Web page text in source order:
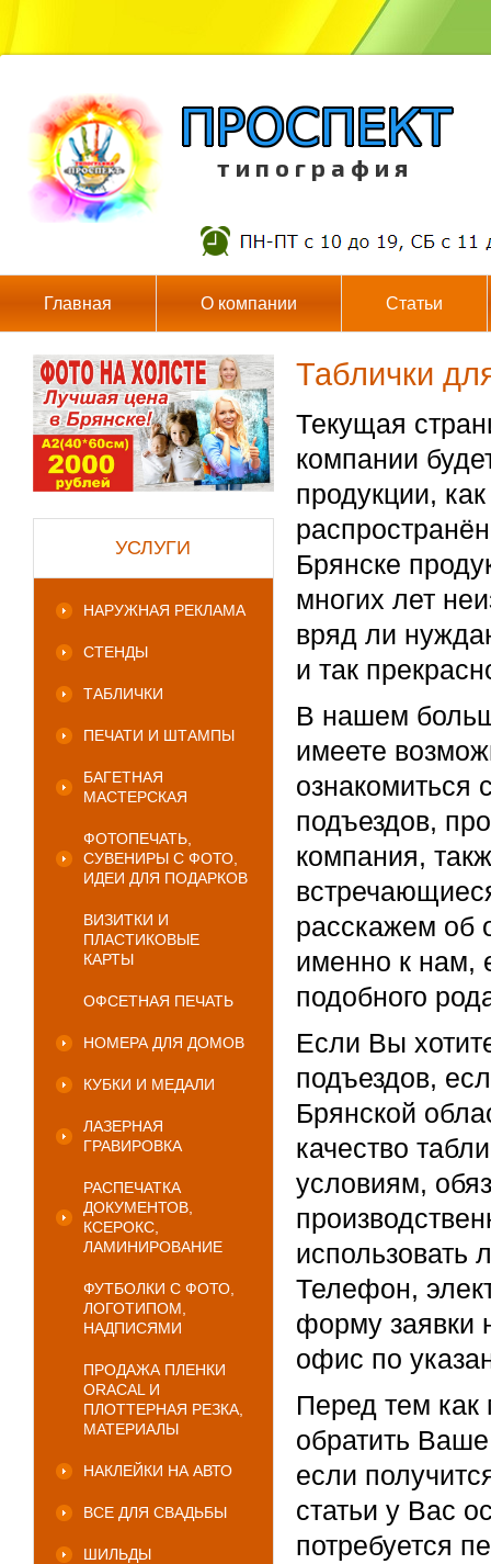
т и п о г р а ф и я
Главная О компании Статьи
УСЛУГИ
НАРУЖНАЯ РЕКЛАМА
СТЕНДЫ
ТАБЛИЧКИ
ПЕЧАТИ И ШТАМПЫ
БАГЕТНАЯ
МАСТЕРСКАЯ
ФОТОПЕЧАТЬ,
СУВЕНИРЫ С ФОТО,
ИДЕИ ДЛЯ ПОДАРКОВ
ВИЗИТКИ И
ПЛАСТИКОВЫЕ
КАРТЫ
ОФСЕТНАЯ ПЕЧАТЬ
НОМЕРА ДЛЯ ДОМОВ
КУБКИ И МЕДАЛИ
ЛАЗЕРНАЯ
ГРАВИРОВКА
РАСПЕЧАТКА
ДОКУМЕНТОВ,
КСЕРОКС,
ЛАМИНИРОВАНИЕ
ФУТБОЛКИ С ФОТО,
ЛОГОТИПОМ,
НАДПИСЯМИ
ПРОДАЖА ПЛЕНКИ
ORACAL И
ПЛОТТЕРНАЯ РЕЗКА,
МАТЕРИАЛЫ
НАКЛЕЙКИ НА АВТО
ВСЕ ДЛЯ СВАДЬБЫ
ШИЛЬДЫ
Таблички
Текущая
компании
продукции,
Брянске
многих лет
вряд ли
и так
В нашем
имеете
ознакомиться
подъездов,
компания,
расскажем об
именно к нам,
подобного
Если Вы
подъездов,
Брянской
качество
условиям,
использовать
Телефон,
форму заявки
офис по
Перед тем
обратить
если
статьи у Вас
потребуется